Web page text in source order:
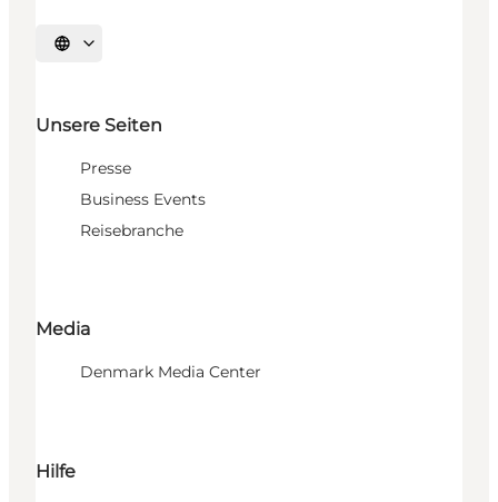
Sprache auswählen
Unsere Seiten
Presse
Business Events
Reisebranche
Media
Denmark Media Center
Hilfe